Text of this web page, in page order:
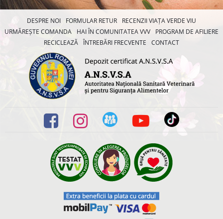
DESPRE NOI FORMULAR RETUR
RECENZII VIAȚA VERDE VIU
URMĂREȘTE COMANDA
HAI ÎN COMUNITATEA VVV
PROGRAM DE AFILIERE
RECICLEAZĂ ÎNTREBĂRI FRECVENTE CONTACT